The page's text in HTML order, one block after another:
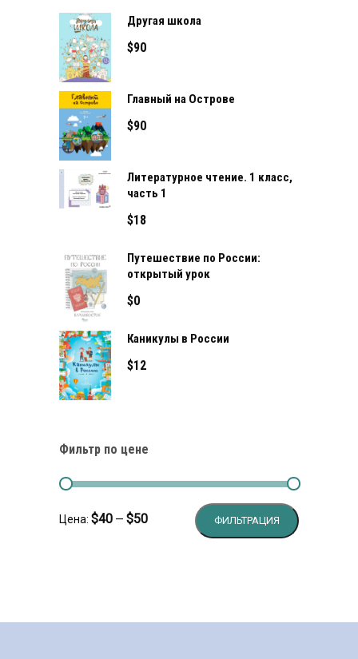
Другая школа
$90
Главный на Острове
$90
Литературное чтение. 1 класс,
часть 1
$18
Путешествие по России:
открытый урок
$0
Каникулы в России
$12
Фильтр по цене
ФИЛЬТРАЦИЯ
Цена: $40 — $50